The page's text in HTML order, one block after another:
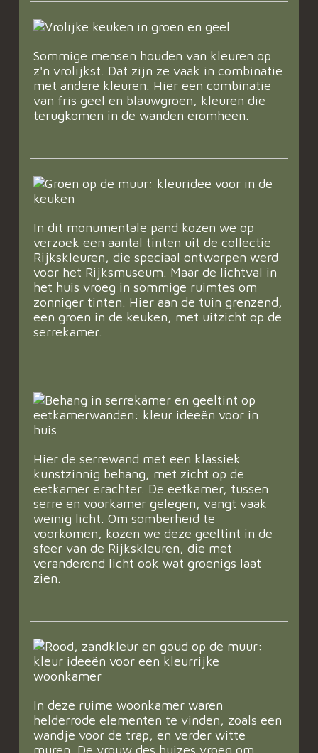
Sommige mensen houden van kleuren op
z'n vrolijkst. Dat zijn ze vaak in combinatie
met andere kleuren. Hier een combinatie
van fris geel en blauwgroen, kleuren die
terugkomen in de wanden eromheen.
In dit monumentale pand kozen we op
verzoek een aantal tinten uit de collectie
Rijkskleuren, die speciaal ontworpen werd
voor het Rijksmuseum. Maar de lichtval in
het huis vroeg in sommige ruimtes om
zonniger tinten. Hier aan de tuin grenzend,
een groen in de keuken, met uitzicht op de
serrekamer.
Hier de serrewand met een klassiek
kunstzinnig behang, met zicht op de
eetkamer erachter. De eetkamer, tussen
serre en voorkamer gelegen, vangt vaak
weinig licht. Om somberheid te
voorkomen, kozen we deze geeltint in de
sfeer van de Rijkskleuren, die met
veranderend licht ook wat groenigs laat
zien.
In deze ruime woonkamer waren
helderrode elementen te vinden, zoals een
wandje voor de trap, en verder witte